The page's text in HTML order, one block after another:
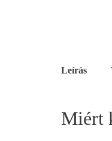
Leírás
Miért